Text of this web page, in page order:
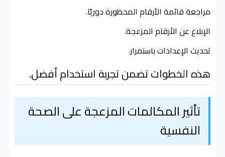
مراجعة قائمة الأرقام المحظورة دوريًا.
الإبلاغ عن الأرقام المزعجة.
تحديث الإعدادات باستمرار.
هذه الخطوات تضمن تجربة استخدام أفضل.
تأثير المكالمات المزعجة على الصحة
النفسية